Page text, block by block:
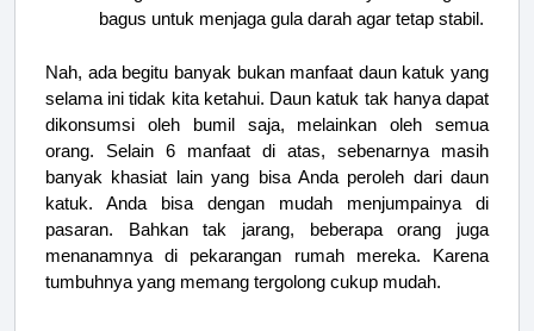
bagus untuk menjaga gula darah agar tetap stabil.
Nah, ada begitu banyak bukan manfaat daun katuk yang
selama ini tidak kita ketahui. Daun katuk tak hanya dapat
dikonsumsi oleh bumil saja, melainkan oleh semua
orang. Selain 6 manfaat di atas, sebenarnya masih
banyak khasiat lain yang bisa Anda peroleh dari daun
katuk. Anda bisa dengan mudah menjumpainya di
pasaran. Bahkan tak jarang, beberapa orang juga
menanamnya di pekarangan rumah mereka. Karena
tumbuhnya yang memang tergolong cukup mudah.